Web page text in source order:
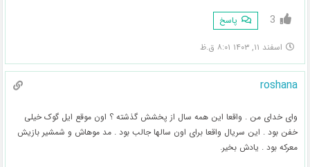
3 پاسخ
اسفند ۱۱, ۱۴۰۳ ۸:۰۱ ق.ظ
roshana
وای خدای من . واقعا این همه سال از پخشش گذشته ؟ اون موقع ایل گوک خیلی
خفن بود . این سریال واقعا برای اون سالها جالب بود . مد موهاش و شمشیر بازیش
معرکه بود . یادش بخیر.